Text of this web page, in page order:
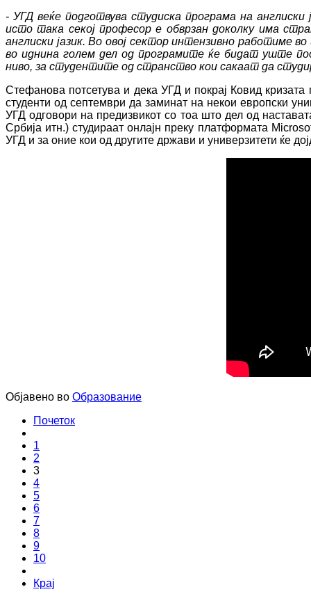
- УГД веќе подготвува студиска програма на
исто така секој професор е обврзан доколку има
англиски јазик. Во овој сектор интензивно работиме
во иднина голем дел од програмите ќе бидат уште
ниво, за студентите од странство кои сакаат да
Стефанова потсетува и дека УГД и покрај Ковид
студенти од септември да заминат на некои европски
УГД одговори на предизвикот со тоа што дел од
Србија итн.) студираат онлајн преку платформата
УГД и за оние кои од другите држави и универзитети ќе
Објавено во Образование
Почеток
1
2
3
4
5
6
7
8
9
10
Крај